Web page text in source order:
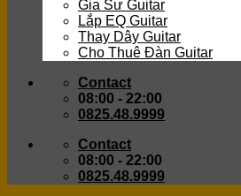
Gia Sư Guitar
Lắp EQ Guitar
Thay Dây Guitar
Cho Thuê Đàn Guitar
Contact
08:00 - 22:00
0825.48.9999
Contact
08:00 - 22:00
0825.48.9999